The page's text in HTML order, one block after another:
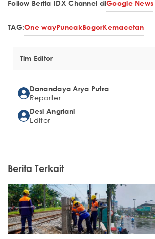
Follow Berita IDX Channel diGoogle News
TAG:One wayPuncakBogorKemacetan
Tim Editor
Danandaya Arya Putra
Reporter
Desi Angriani
Editor
Berita Terkait